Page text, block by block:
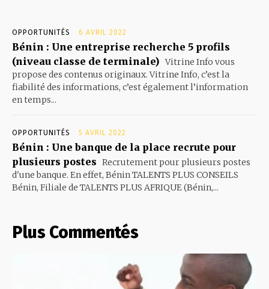
OPPORTUNITÉS 6 AVRIL 2022
Bénin : Une entreprise recherche 5 profils
(niveau classe de terminale) Vitrine Info vous
propose des contenus originaux. Vitrine Info, c’est la
fiabilité des informations, c’est également l’information
en temps...
OPPORTUNITÉS 5 AVRIL 2022
Bénin : Une banque de la place recrute pour
plusieurs postes Recrutement pour plusieurs postes
d'une banque. En effet, Bénin TALENTS PLUS CONSEILS
Bénin, Filiale de TALENTS PLUS AFRIQUE (Bénin,...
Plus Commentés